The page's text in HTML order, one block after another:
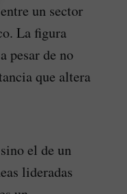
un sector
La figura
pesar de no
que altera
el de un
lideradas